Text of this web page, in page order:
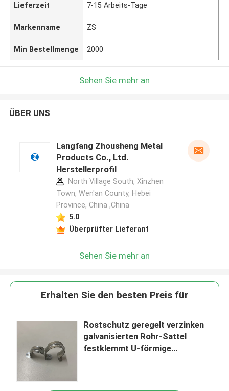
Lieferzeit 7-15 Arbeits-Tage
Markenname ZS
Min Bestellmenge 2000
Sehen Sie mehr an
ÜBER UNS
Langfang Zhousheng Metal
Products Co., Ltd.
Herstellerprofil
North Village South, Xinzhen
Town, Wen'an County, Hebei
Province, China ,China
5.0
Überprüfter Lieferant
Sehen Sie mehr an
Erhalten Sie den besten Preis für
Rostschutz geregelt verzinken
galvanisierten Rohr-Sattel
festklemmt U-förmige